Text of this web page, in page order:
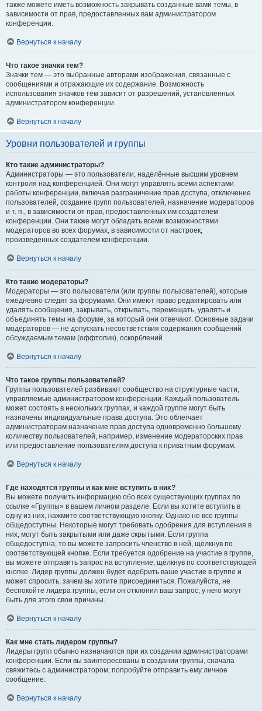
также можете иметь возможность закрывать созданные вами темы, в
зависимости от прав, предоставленных вам администратором
конференции.
Вернуться к началу
Что такое значки тем?
Значки тем — это выбранные авторами изображения, связанные с
сообщениями и отражающие их содержание. Возможность
использования значков тем зависит от разрешений, установленных
администратором конференции.
Вернуться к началу
Уровни пользователей и группы
Кто такие администраторы?
Администраторы — это пользователи, наделённые высшим уровнем
контроля над конференцией. Они могут управлять всеми аспектами
работы конференции, включая разграничение прав доступа, отключение
пользователей, создание групп пользователей, назначение модераторов
и т. п., в зависимости от прав, предоставленных им создателем
конференции. Они также могут обладать всеми возможностями
модераторов во всех форумах, в зависимости от настроек,
произведённых создателем конференции.
Вернуться к началу
Кто такие модераторы?
Модераторы — это пользователи (или группы пользователей), которые
ежедневно следят за форумами. Они имеют право редактировать или
удалять сообщения, закрывать, открывать, перемещать, удалять и
объединять темы на форуме, за который они отвечают. Основные задачи
модераторов — не допускать несоответствия содержания сообщений
обсуждаемым темам (оффтопик), оскорблений.
Вернуться к началу
Что такое группы пользователей?
Группы пользователей разбивают сообщество на структурные части,
управляемые администратором конференции. Каждый пользователь
может состоять в нескольких группах, и каждой группе могут быть
назначены индивидуальные права доступа. Это облегчает
администраторам назначение прав доступа одновременно большому
количеству пользователей, например, изменение модераторских прав
или предоставление пользователям доступа к приватным форумам.
Вернуться к началу
Где находятся группы и как мне вступить в них?
Вы можете получить информацию обо всех существующих группах по
ссылке «Группы» в вашем личном разделе. Если вы хотите вступить в
одну из них, нажмите соответствующую кнопку. Однако не все группы
общедоступны. Некоторые могут требовать одобрения для вступления в
них, могут быть закрытыми или даже скрытыми. Если группа
общедоступна, то вы можете запросить членство в ней, щёлкнув по
соответствующей кнопке. Если требуется одобрение на участие в группе,
вы можете отправить запрос на вступление, щёлкнув по соответствующей
кнопке. Лидер группы должен будет одобрить ваше участие в группе и
может спросить, зачем вы хотите присоединиться. Пожалуйста, не
беспокойте лидера группы, если он отклонил ваш запрос; у него могут
быть для этого свои причины.
Вернуться к началу
Как мне стать лидером группы?
Лидеры групп обычно назначаются при их создании администраторами
конференции. Если вы заинтересованы в создании группы, сначала
свяжитесь с администратором; попробуйте отправить ему личное
сообщение.
Вернуться к началу